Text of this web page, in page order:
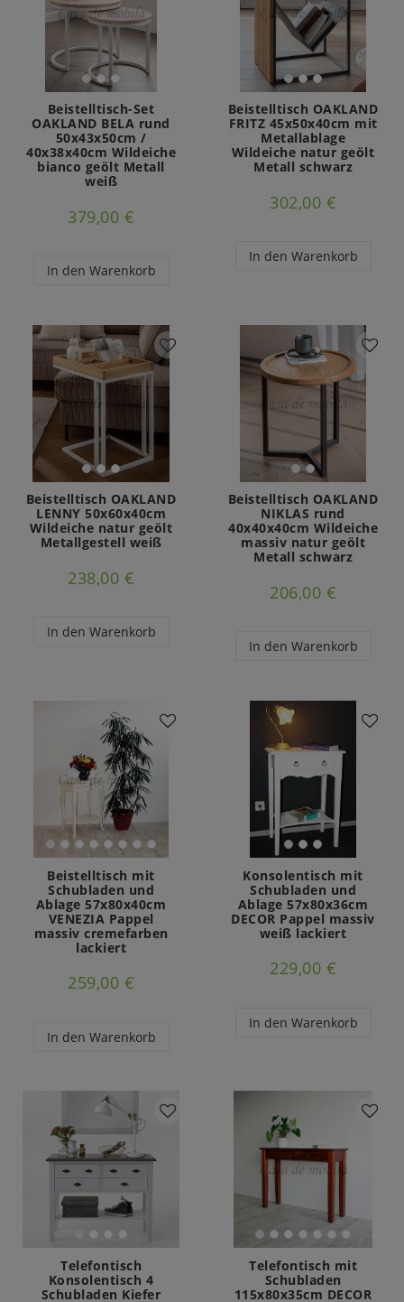
Beistelltisch-Set
OAKLAND BELA rund
50x43x50cm /
40x38x40cm Wildeiche
bianco geölt Metall
weiß
379,00 €
In den Warenkorb
Beistelltisch OAKLAND
FRITZ 45x50x40cm mit
Metallablage
Wildeiche natur geölt
Metall schwarz
302,00 €
In den Warenkorb
Beistelltisch OAKLAND
LENNY 50x60x40cm
Wildeiche natur geölt
Metallgestell weiß
238,00 €
In den Warenkorb
Beistelltisch OAKLAND
NIKLAS rund
40x40x40cm Wildeiche
massiv natur geölt
Metall schwarz
206,00 €
In den Warenkorb
Beistelltisch mit
Schubladen und
Ablage 57x80x40cm
VENEZIA Pappel
massiv cremefarben
lackiert
259,00 €
In den Warenkorb
Konsolentisch mit
Schubladen und
Ablage 57x80x36cm
DECOR Pappel massiv
weiß lackiert
229,00 €
In den Warenkorb
Telefontisch
Konsolentisch 4
Schubladen Kiefer
Telefontisch mit
Schubladen
115x80x35cm DECOR